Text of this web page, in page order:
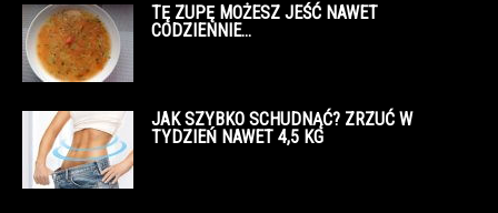
TĘ ZUPĘ MOŻESZ JEŚĆ NAWET
CODZIENNIE…
JAK SZYBKO SCHUDNĄĆ? ZRZUĆ W
TYDZIEŃ NAWET 4,5 KG